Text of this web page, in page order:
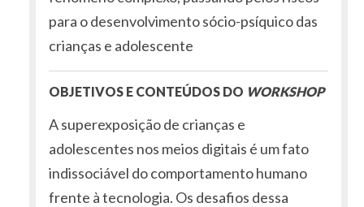
para o desenvolvimento sócio-psíquico das
crianças e adolescente
OBJETIVOS E CONTEÚDOS DO WORKSHOP
A superexposição de crianças e
adolescentes nos meios digitais é um fato
indissociável do comportamento humano
frente à tecnologia. Os desafios dessa